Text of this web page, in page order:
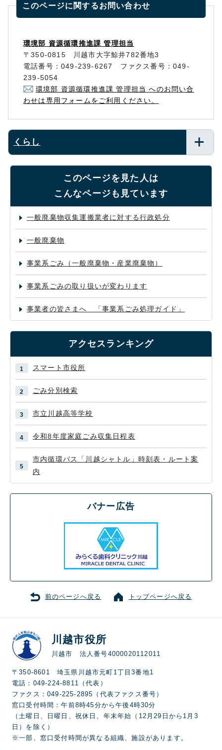
このページに関するお問い合わせ
環境部 資源循環推進課 管理担当
〒350-0815 川越市大字鯨井782番地3
電話番号：049-239-6267 ファクス番号：049-
239-5054
環境部 資源循環推進課 管理担当 へのお問い合
わせは専用フォームをご利用ください。
くらし
このページを見た人は
こんなページも見ています
一般廃棄物収集運搬業者に対する行政処分
一般廃棄物
事業系ごみ（一般廃棄物・産業廃棄物）
事業系ごみの取り扱いが変わります
事業者の皆さまへ 「事業系ごみ処理ガイド」
アクセスランキング
スマート市役所
ごみ分別検索
市立川越高等学校
令和8年度家庭ごみ収集日程表
市内循環バス「川越シャトル」時刻表・ルート案
内
バナー広告
前のページへ戻る トップページへ戻る
川越市役所
川越市 法人番号4000020112011
〒350-8601 埼玉県川越市元町1丁目3番地1
電話：049-224-8811（代表）
ファクス：049-225-2895（代表ファクス番号）
窓口受付時間：午前8時45分から午後4時30分
（土曜日、日曜日、祝休日、年末年始（12月29日から1月3
日）を除く）
※一部、窓口受付時間が異なる組織、施設があります。